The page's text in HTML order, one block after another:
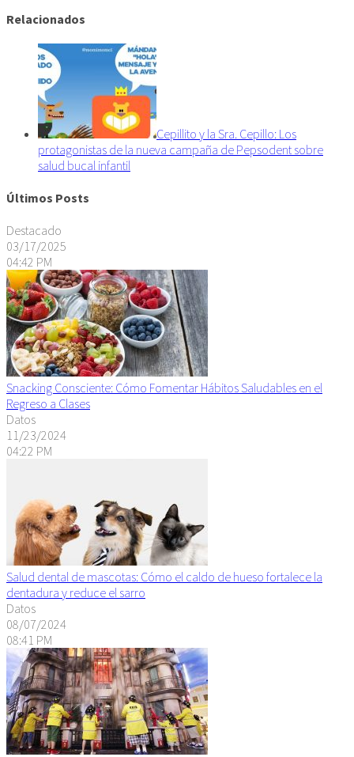
Relacionados
Cepillito y la Sra. Cepillo: Los
protagonistas de la nueva campaña de Pepsodent sobre
salud bucal infantil
Últimos Posts
Destacado
03/17/2025
04:42 PM
Snacking Consciente: Cómo Fomentar Hábitos Saludables en el
Regreso a Clases
Datos
11/23/2024
04:22 PM
Salud dental de mascotas: Cómo el caldo de hueso fortalece la
dentadura y reduce el sarro
Datos
08/07/2024
08:41 PM